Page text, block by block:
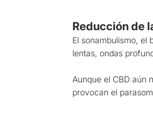
Reducción de
El sonambulismo, el
lentas, ondas
Aunque el CBD aún
provocan el